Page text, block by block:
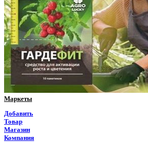
Пензенская область
Пермский край
Приморский край
Псковская область
Ростовская область
Маркеты
Добавить
Товар
Магазин
Компания